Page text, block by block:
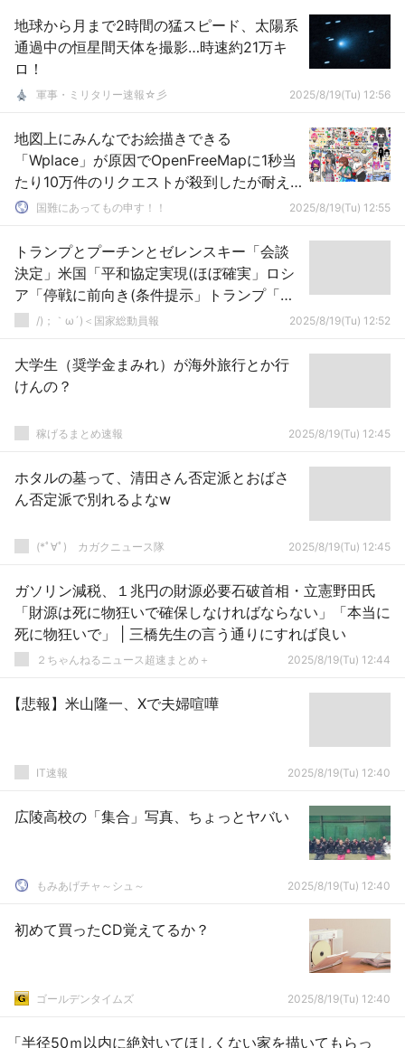
地球から月まで2時間の猛スピード、太陽系
通過中の恒星間天体を撮影…時速約21万キ
ロ！
軍事・ミリタリー速報☆彡 2025/8/19(Tu) 12:56
地図上にみんなでお絵描きできる
「Wplace」が原因でOpenFreeMapに1秒当
たり10万件のリクエストが殺到したが耐え
きることに成功 8/19
国難にあってもの申す！！ 2025/8/19(Tu) 12:55
トランプとプーチンとゼレンスキー「会談
決定」米国「平和協定実現(ほぼ確実」ロシ
ア「停戦に前向き(条件提示」トランプ「机
の上に人数分の箱を用意する(画像」→
/)；｀ω´)＜国家総動員報 2025/8/19(Tu) 12:52
大学生（奨学金まみれ）が海外旅行とか行
けんの？
稼げるまとめ速報 2025/8/19(Tu) 12:45
ホタルの墓って、清田さん否定派とおばさ
ん否定派で別れるよなw
(*ﾟ∀ﾟ)ゞカガクニュース隊 2025/8/19(Tu) 12:45
ガソリン減税、１兆円の財源必要石破首相・立憲野田氏
「財源は死に物狂いで確保しなければならない」「本当に
死に物狂いで」 | 三橋先生の言う通りにすれば良い
２ちゃんねるニュース超速まとめ＋ 2025/8/19(Tu) 12:44
【悲報】米山隆一、Xで夫婦喧嘩
IT速報 2025/8/19(Tu) 12:40
広陵高校の「集合」写真、ちょっとヤバい
もみあげチャ～シュ～ 2025/8/19(Tu) 12:40
初めて買ったCD覚えてるか？
ゴールデンタイムズ 2025/8/19(Tu) 12:40
「半径50ｍ以内に絶対いてほしくない家を描いてもらっ